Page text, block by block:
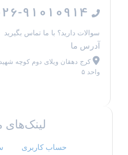
026-91010914
سوالات دارید؟ با ما تماس بگیرید
آدرس ما
کرج دهقان ویلای دوم کوچه شهید
واحد ۵
لینک‌های
حساب کاربری